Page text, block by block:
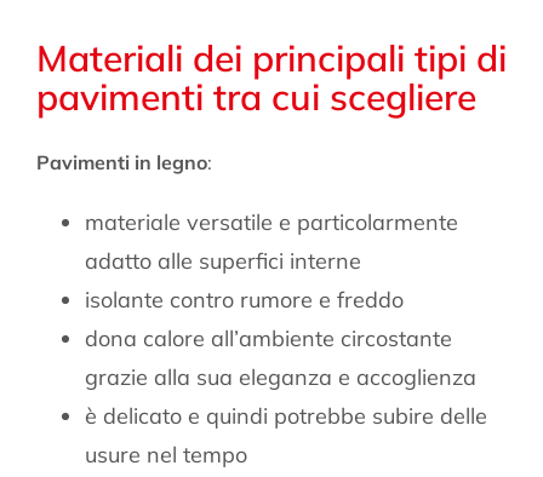
Materiali dei principali tipi di
pavimenti tra cui scegliere
Pavimenti in legno:
materiale versatile e particolarmente
adatto alle superfici interne
isolante contro rumore e freddo
dona calore all’ambiente circostante
grazie alla sua eleganza e accoglienza
è delicato e quindi potrebbe subire delle
usure nel tempo